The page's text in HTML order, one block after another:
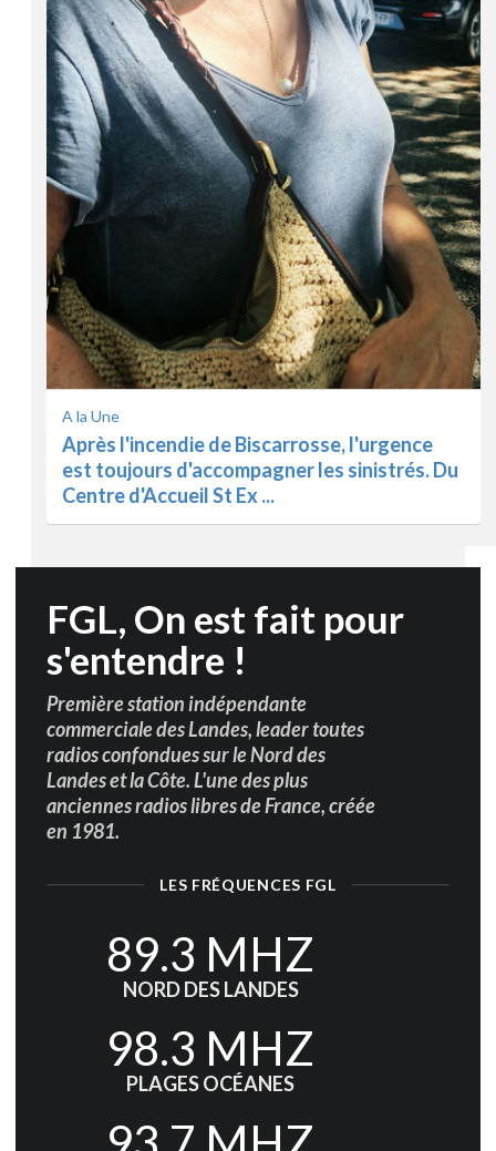
L'info
accompagnés par leurs assureurs et autres
services, de nouveaux feu ...
FGL, On est fait pour
s'entendre !
Première station indépendante
commerciale des Landes, leader toutes
radios confondues sur le Nord des
Landes et la Côte. L'une des plus
anciennes radios libres de France, créée
en 1981.
LES FRÉQUENCES FGL
89.3 MHZ
NORD DES LANDES
98.3 MHZ
PLAGES OCÉANES